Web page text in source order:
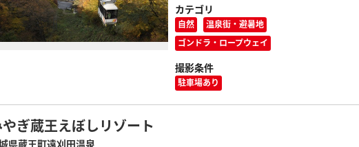
カテゴリ
自然
温泉街・避暑地
ゴンドラ・ロープウェイ
撮影条件
駐車場あり
ぎ蔵王えぼしリゾート
県蔵王町遠刈田温泉